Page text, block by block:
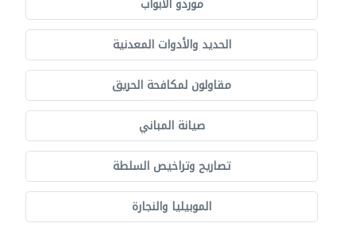
موردو الأبواب
الحديد والأدوات المعدنية
مقاولون لمكافحة الحريق
صيانة المباني
تصاريح وتراخيص السلطة
الموبيليا والنجارة